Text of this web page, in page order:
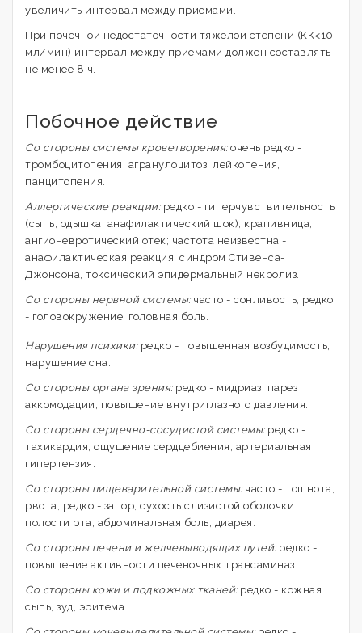
увеличить интервал между приемами.
При почечной недостаточности тяжелой степени (КК<10
мл/мин) интервал между приемами должен составлять
не менее 8 ч.
Побочное действие
Со стороны системы кроветворения:очень редко -
тромбоцитопения, агранулоцитоз, лейкопения,
панцитопения.
Аллергические реакции:редко - гиперчувствительность
(сыпь, одышка, анафилактический шок), крапивница,
ангионевротический отек; частота неизвестна -
анафилактическая реакция, синдром Стивенса-
Джонсона, токсический эпидермальный некролиз.
Со стороны нервной системы: часто - сонливость; редко
- головокружение, головная боль.
Нарушения психики: редко - повышенная возбудимость,
нарушение сна.
Со стороны органа зрения:редко - мидриаз, парез
аккомодации, повышение внутриглазного давления.
Со стороны сердечно-сосудистой системы: редко -
тахикардия, ощущение сердцебиения, артериальная
гипертензия.
Со стороны пищеварительной системы: часто - тошнота,
рвота; редко - запор, сухость слизистой оболочки
полости рта, абдоминальная боль, диарея.
Со стороны печени и желчевыводящих путей: редко -
повышение активности печеночных трансаминаз.
Со стороны кожи и подкожных тканей: редко - кожная
сыпь, зуд, эритема.